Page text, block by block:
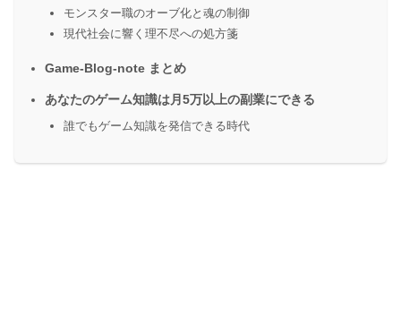
モンスター職のオーブ化と魂の制御
現代社会に響く理不尽への処方箋
Game-Blog-note まとめ
あなたのゲーム知識は月5万以上の副業にできる
誰でもゲーム知識を発信できる時代